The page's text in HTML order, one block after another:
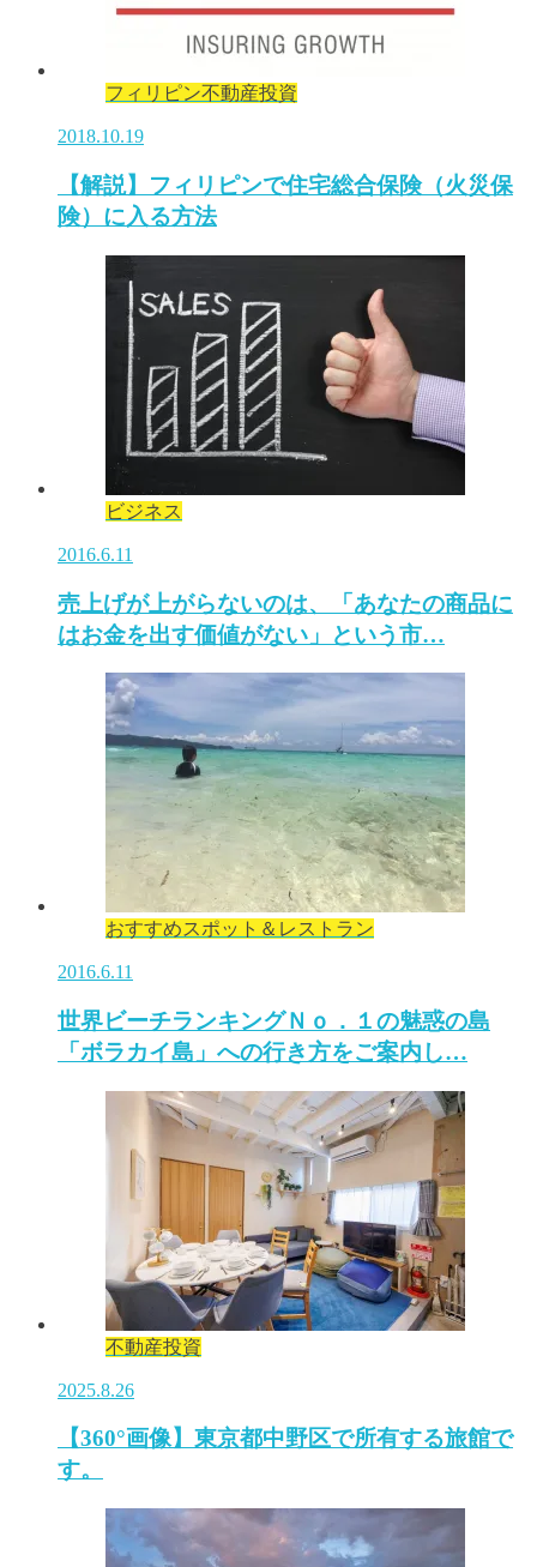
フィリピン不動産投資
2018.10.19
【解説】フィリピンで住宅総合保険（火災保
険）に入る方法
ビジネス
2016.6.11
売上げが上がらないのは、「あなたの商品に
はお金を出す価値がない」という市…
おすすめスポット＆レストラン
2016.6.11
世界ビーチランキングＮｏ．１の魅惑の島
「ボラカイ島」への行き方をご案内し…
不動産投資
2025.8.26
【360°画像】東京都中野区で所有する旅館で
す。